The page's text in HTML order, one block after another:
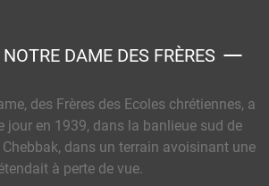
DAME DES FRÈRES
des Frères des Ecoles chrétiennes, a
jour en 1939, dans la banlieue sud de
dans un terrain avoisinant une
à perte de vue.